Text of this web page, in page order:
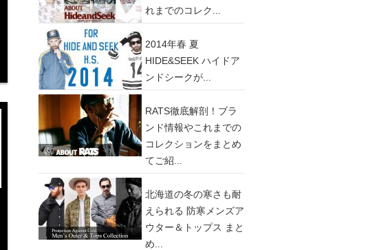
れまでのコレク...
2014年春 夏
HIDE&SEEK ハイドア
ンドシークが...
RATS徹底解剖！ブラ
ンド情報やこれまでの
コレクションをまとめ
てご紹...
北海道の冬の寒さも耐
えられる 防寒メンズア
ウター＆トップス まと
め...